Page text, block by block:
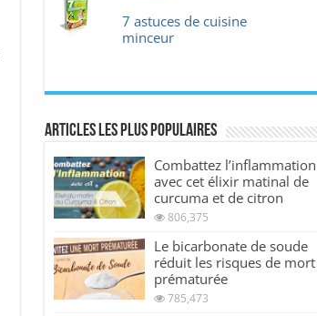
7 astuces de cuisine
minceur
Articles les plus Populaires
Combattez l’inflammation
avec cet élixir matinal de
curcuma et de citron
806,375
Le bicarbonate de soude
réduit les risques de mort
prématurée
785,473